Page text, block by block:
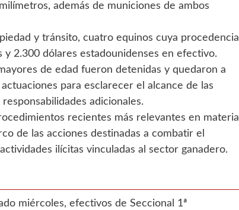
además de municiones de ambos
y tránsito, cuatro equinos cuya procedencia
2.300 dólares estadounidenses en efectivo.
de edad fueron detenidas y quedaron a
para esclarecer el alcance de las
adicionales.
recientes más relevantes en materia
de las acciones destinadas a combatir el
ilícitas vinculadas al sector ganadero.
miércoles, efectivos de Seccional 1ª